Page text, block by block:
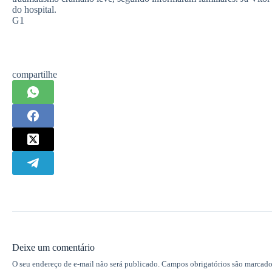
do hospital.
G1
compartilhe
Deixe um comentário
O seu endereço de e-mail não será publicado. Campos obrigatórios são